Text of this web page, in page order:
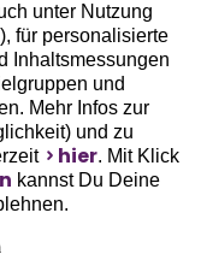
unter Nutzung
für personalisierte
Inhaltsmessungen
und
Mehr Infos zur
und zu
hier. Mit Klick
kannst Du Deine